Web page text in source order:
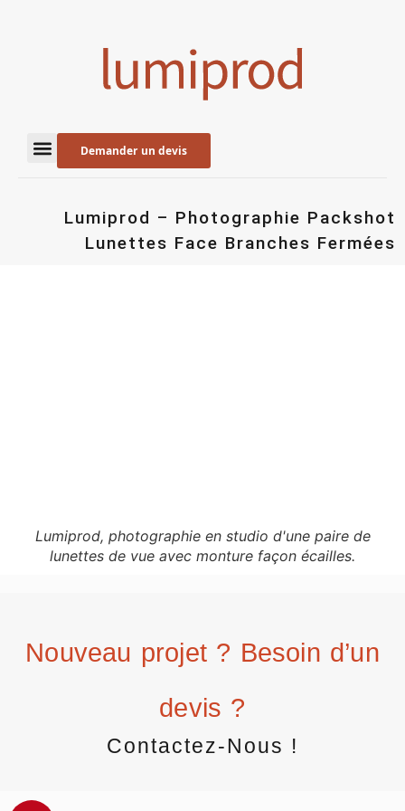
Demander un devis
Lumiprod – Photographie Packshot
Lunettes Face Branches Fermées
Lumiprod, photographie en studio d'une paire de
lunettes de vue avec monture façon écailles.
Nouveau projet ? Besoin d’un
devis ?
Contactez-Nous !